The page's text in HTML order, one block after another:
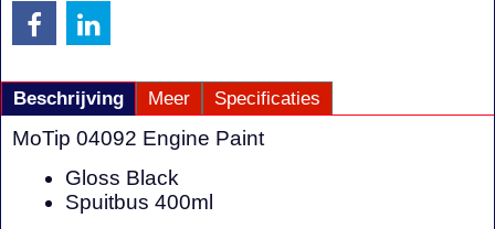
Beschrijving Meer Specificaties
MoTip 04092 Engine Paint
Gloss Black
Spuitbus 400ml